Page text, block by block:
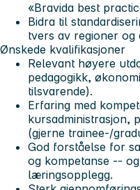
«Bravida best
Bidra til
tvers av regioner og
Ønskede kvalifikasjoner
Relevant høyere
pedagogikk,
tilsvarende).
Erfaring med
kursadministrasjon,
(gjerne trainee-/
God forståelse for
og kompetanse --
læringsopplegg.